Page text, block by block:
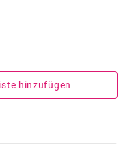
hinzufügen